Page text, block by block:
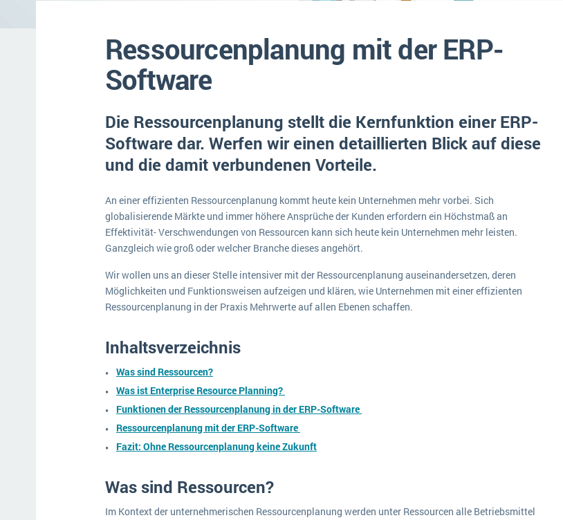
Vermietung
MEHR ÜBER ERP-SOFTWARE
Ressourcenplanung mit der ERP-
Software
Die Ressourcenplanung stellt die Kernfunktion einer ERP-
Software dar. Werfen wir einen detaillierten Blick auf diese
und die damit verbundenen Vorteile.
An einer effizienten Ressourcenplanung kommt heute kein Unternehmen mehr vorbei. Sich
globalisierende Märkte und immer höhere Ansprüche der Kunden erfordern ein Höchstmaß an
Effektivität- Verschwendungen von Ressourcen kann sich heute kein Unternehmen mehr leisten.
Ganzgleich wie groß oder welcher Branche dieses angehört.
Wir wollen uns an dieser Stelle intensiver mit der Ressourcenplanung auseinandersetzen, deren
Möglichkeiten und Funktionsweisen aufzeigen und klären, wie Unternehmen mit einer effizienten
Ressourcenplanung in der Praxis Mehrwerte auf allen Ebenen schaffen.
Inhaltsverzeichnis
Was sind Ressourcen?
Was ist Enterprise Resource Planning?
Funktionen der Ressourcenplanung in der ERP-Software
Ressourcenplanung mit der ERP-Software
Fazit: Ohne Ressourcenplanung keine Zukunft
Was sind Ressourcen?
Im Kontext der unternehmerischen Ressourcenplanung werden unter Ressourcen alle Betriebsmittel